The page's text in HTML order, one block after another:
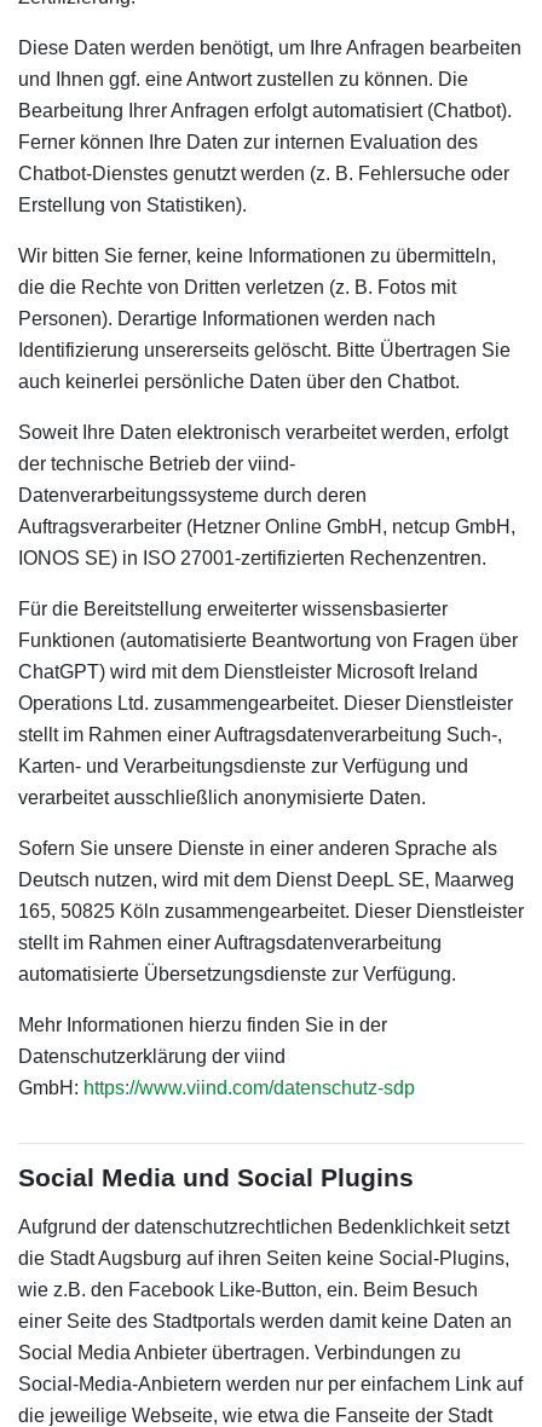
Diese Daten werden benötigt, um Ihre Anfragen bearbeiten
und Ihnen ggf. eine Antwort zustellen zu können. Die
Bearbeitung Ihrer Anfragen erfolgt automatisiert (Chatbot).
Ferner können Ihre Daten zur internen Evaluation des
Chatbot-Dienstes genutzt werden (z. B. Fehlersuche oder
Erstellung von Statistiken).
Wir bitten Sie ferner, keine Informationen zu übermitteln,
die die Rechte von Dritten verletzen (z. B. Fotos mit
Personen). Derartige Informationen werden nach
Identifizierung unsererseits gelöscht. Bitte Übertragen Sie
auch keinerlei persönliche Daten über den Chatbot.
Soweit Ihre Daten elektronisch verarbeitet werden, erfolgt
der technische Betrieb der viind-
Datenverarbeitungssysteme durch deren
Auftragsverarbeiter (Hetzner Online GmbH, netcup GmbH,
IONOS SE) in ISO 27001-zertifizierten Rechenzentren.
Für die Bereitstellung erweiterter wissensbasierter
Funktionen (automatisierte Beantwortung von Fragen über
ChatGPT) wird mit dem Dienstleister Microsoft Ireland
Operations Ltd. zusammengearbeitet. Dieser Dienstleister
stellt im Rahmen einer Auftragsdatenverarbeitung Such-,
Karten- und Verarbeitungsdienste zur Verfügung und
verarbeitet ausschließlich anonymisierte Daten.
Sofern Sie unsere Dienste in einer anderen Sprache als
Deutsch nutzen, wird mit dem Dienst DeepL SE, Maarweg
165, 50825 Köln zusammengearbeitet. Dieser Dienstleister
stellt im Rahmen einer Auftragsdatenverarbeitung
automatisierte Übersetzungsdienste zur Verfügung.
Mehr Informationen hierzu finden Sie in der
Datenschutzerklärung der viind
GmbH: https://www.viind.com/datenschutz-sdp
Social Media und Social Plugins
Aufgrund der datenschutzrechtlichen Bedenklichkeit setzt
die Stadt Augsburg auf ihren Seiten keine Social-Plugins,
wie z.B. den Facebook Like-Button, ein. Beim Besuch
einer Seite des Stadtportals werden damit keine Daten an
Social Media Anbieter übertragen. Verbindungen zu
Social-Media-Anbietern werden nur per einfachem Link auf
die jeweilige Webseite, wie etwa die Fanseite der Stadt